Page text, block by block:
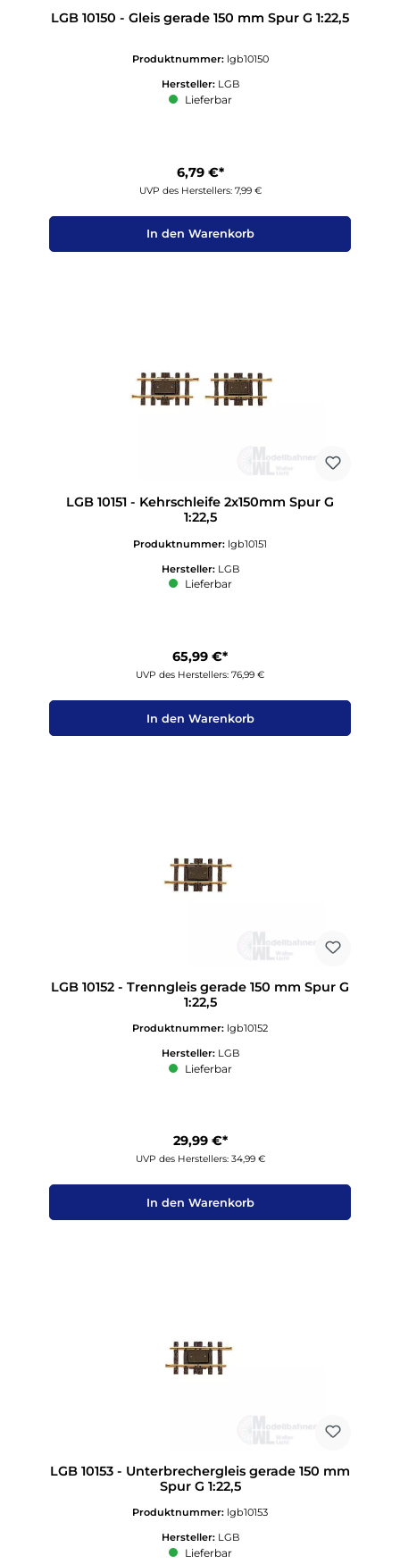
LGB 10150 - Gleis gerade 150 mm Spur G 1:22,5
Produktnummer: lgb10150
Hersteller: LGB
Lieferbar
6,79 €*
UVP des Herstellers: 7,99 €
In den Warenkorb
LGB 10151 - Kehrschleife 2x150mm Spur G
1:22,5
Produktnummer: lgb10151
Hersteller: LGB
Lieferbar
65,99 €*
UVP des Herstellers: 76,99 €
In den Warenkorb
LGB 10152 - Trenngleis gerade 150 mm Spur G
1:22,5
Produktnummer: lgb10152
Hersteller: LGB
Lieferbar
29,99 €*
UVP des Herstellers: 34,99 €
In den Warenkorb
LGB 10153 - Unterbrechergleis gerade 150 mm
Spur G 1:22,5
Produktnummer: lgb10153
Hersteller: LGB
Lieferbar